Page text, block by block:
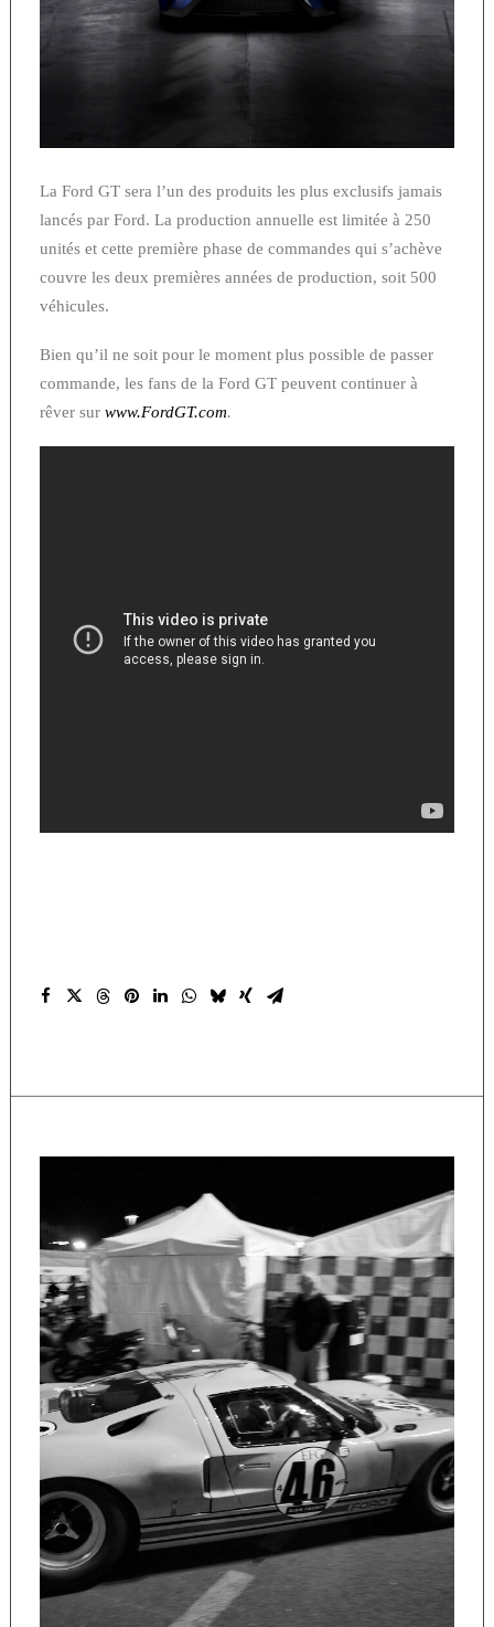
La Ford GT sera l’un des produits les plus exclusifs jamais
lancés par Ford. La production annuelle est limitée à 250
unités et cette première phase de commandes qui s’achève
couvre les deux premières années de production, soit 500
véhicules.
Bien qu’il ne soit pour le moment plus possible de passer
commande, les fans de la Ford GT peuvent continuer à
rêver sur www.FordGT.com.